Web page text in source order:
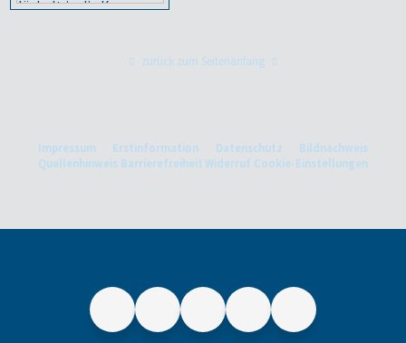
zurück zum Seitenanfang
Impressum Erstinformation Datenschutz
Bildnachweis
Quellenhinweis Barrierefreiheit Widerruf Cookie-Einstellungen